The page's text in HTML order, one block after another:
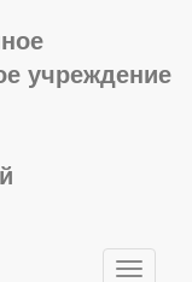
учреждение
Toggle